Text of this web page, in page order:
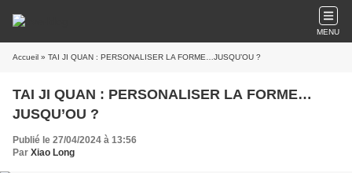
MENU
Accueil » TAI JI QUAN : PERSONALISER LA FORME…JUSQU’OU ?
TAI JI QUAN : PERSONALISER LA FORME…
JUSQU’OU ?
Publié le 27/04/2024 à 13:56
Par Xiao Long